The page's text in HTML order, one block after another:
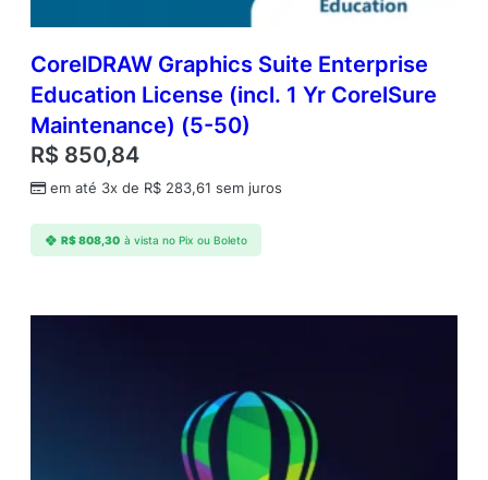
CorelDRAW Graphics Suite Enterprise
Education License (incl. 1 Yr CorelSure
Maintenance) (5-50)
R$ 850,84
em até 3x de R$ 283,61 sem juros
R$808,30 à vista no Pix ou Boleto